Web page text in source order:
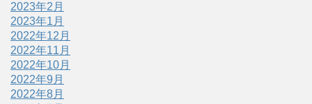
2023年2月
2023年1月
2022年12月
2022年11月
2022年10月
2022年9月
2022年8月